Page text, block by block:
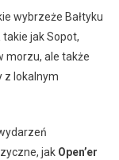
wybrzeże Bałtyku
jak Sopot,
morzu, ale także
z lokalnym
jak Open’er